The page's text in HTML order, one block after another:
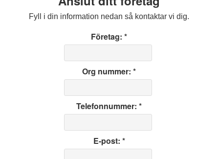
Fyll i din information nedan så kontaktar vi dig.
Företag: *
Org nummer: *
Telefonnummer: *
E-post: *